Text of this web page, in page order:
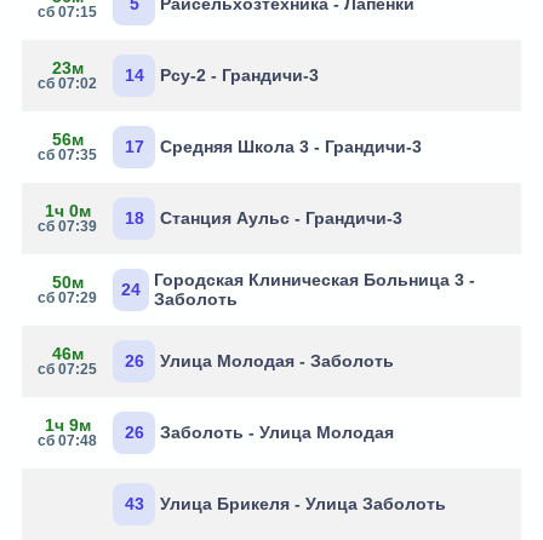
сб 07:15 5 Райсельхозтехника - Лапенки
23м
сб 07:02 14 Рсу-2 - Грандичи-3
56м
сб 07:35 17 Средняя Школа 3 - Грандичи-3
1ч 0м
сб 07:39 18 Станция Аульс - Грандичи-3
50м
сб 07:29 24
Городская Клиническая Больница 3 -
Заболоть
46м
сб 07:25 26 Улица Молодая - Заболоть
1ч 9м
сб 07:48 26 Заболоть - Улица Молодая
43 Улица Брикеля - Улица Заболоть